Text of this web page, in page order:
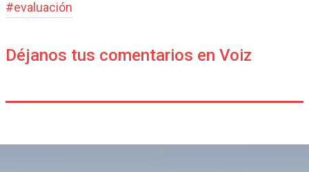
#evaluación
Déjanos tus comentarios en Voiz